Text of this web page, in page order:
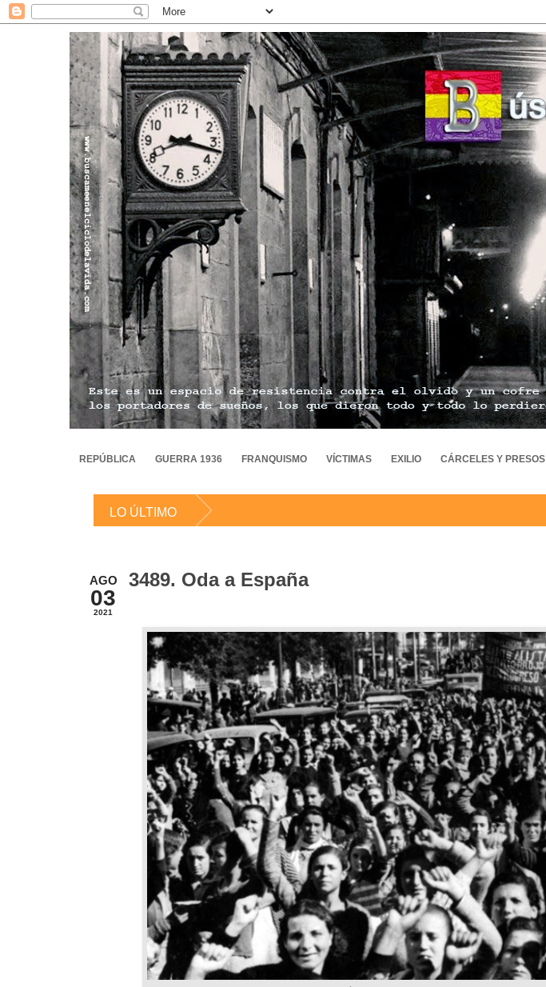
REPÚBLICA GUERRA 1936 FRANQUISMO VÍCTIMAS EXILIO CÁRCELES Y PRESOS
LO ÚLTIMO
AGO
03
2021
3489. Oda a España